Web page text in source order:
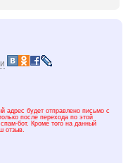
адрес будет отправлено письмо с
после перехода по этой
бот. Кроме того на данный
отзыв.